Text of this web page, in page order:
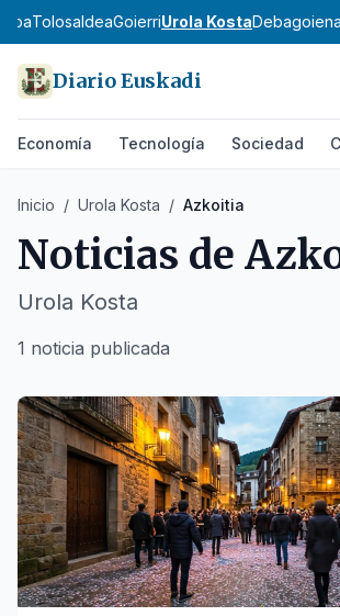
TolosaldeaGoierriUrola KostaDebagoiena
Diario Euskadi
Economía Tecnología Sociedad
Inicio / Urola Kosta / Azkoitia
Noticias de
Urola Kosta
1 noticia publicada